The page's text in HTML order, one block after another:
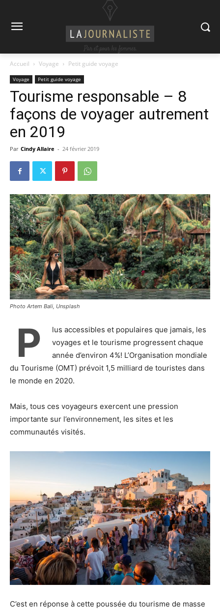
Accueil Voyage Petit guide voyage
Voyage Petit guide voyage
Tourisme responsable – 8
façons de voyager autrement
en 2019
Par Cindy Allaire - 24 février 2019
Photo Artem Bali, Unsplash
P
lus accessibles et populaires que jamais, les
voyages et le tourisme progressent chaque
année d’environ 4%! L’Organisation mondiale
du Tourisme (OMT) prévoit 1,5 milliard de touristes dans
le monde en 2020.
Mais, tous ces voyageurs exercent une pression
importante sur l’environnement, les sites et les
communautés visités.
C’est en réponse à cette poussée du tourisme de masse